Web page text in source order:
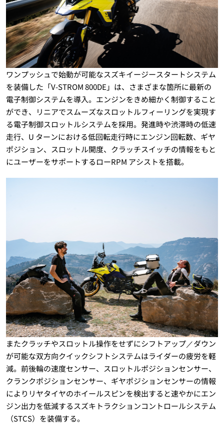
ワンプッシュで始動が可能なスズキイージースタートシステム
を装備した「V-STROM 800DE」は、さまざまな箇所に最新の
電子制御システムを導入。エンジンをきめ細かく制御すること
ができ、リニアでスムーズなスロットルフィーリングを実現す
る電子制御スロットルシステムを採用。発進時や渋滞時の低速
走行、U ターンにおける低回転走行時にエンジン回転数、ギヤ
ポジション、スロットル開度、クラッチスイッチの情報をもと
にユーザーをサポートするローRPM アシストを搭載。
またクラッチやスロットル操作をせずにシフトアップ／ダウン
が可能な双方向クイックシフトシステムはライダーの疲労を軽
減。前後輪の速度センサー、スロットルポジションセンサー、
クランクポジションセンサー、ギヤポジションセンサーの情報
によりリヤタイヤのホイールスピンを検出すると速やかにエン
ジン出力を低減するスズキトラクションコントロールシステム
（STCS）を装備する。